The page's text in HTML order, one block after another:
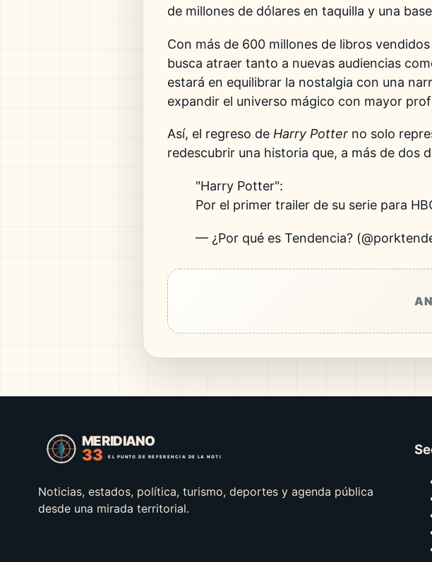
de millones de dólares en taquilla y una
Con más de 600 millones de libros
busca atraer tanto a nuevas audiencias
estará en equilibrar la nostalgia con una
expandir el universo mágico con mayor
Así, el regreso de Harry Potter no solo
redescubrir una historia que, a más de dos
"Harry Potter":
Por el primer trailer de su serie para
— ¿Por qué es Tendencia?
Noticias, estados, política, turismo, deportes y agenda pública
desde una mirada territorial.